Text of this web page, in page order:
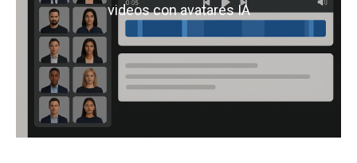
videos con avatares IA